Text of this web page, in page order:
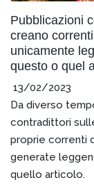
Pubblicazioni
creano
unicamente
questo o quel
13/02/2023
Da diverso
contradittori
proprie correnti
generate
quello articolo.